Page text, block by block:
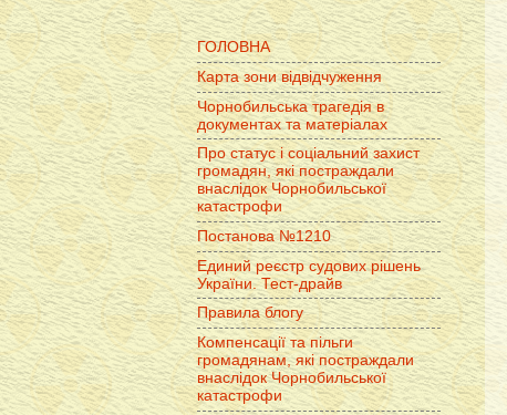
ГОЛОВНА
Карта зони відвідчуження
Чорнобильська трагедія в
документах та матеріалах
Про статус і соціальний захист
громадян, які постраждали
внаслідок Чорнобильської
катастрофи
Постанова №1210
Единий реєстр судових рішень
України. Тест-драйв
Правила блогу
Компенсації та пільги
громадянам, які постраждали
внаслідок Чорнобильської
катастрофи